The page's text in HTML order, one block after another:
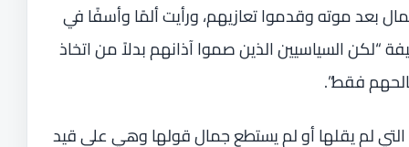
بعد موته وقدموا تعازيهم، ورأيت ألمًا وأسفًا في
“لكن السياسيين الذين صموا آذانهم بدلاً من اتخاذ
فقط”.
التي لم يقلها أو لم يستطع جمال قولها وهي على قيد